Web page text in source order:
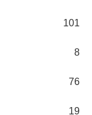
101
8
76
19